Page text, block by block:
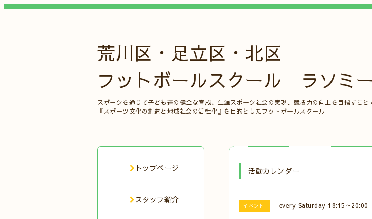
荒川区・足立区・北区
フットボールスクール ラソミ
スポーツを通じて子ども達の健全な育成、生涯スポーツ社会の実現、競技力の向上を目指すこと
『スポーツ文化の創造と地域社会の活性化』を目的としたフットボールスクール
活動カレンダー
イベント every Saturday 18:15～20:00
トップページ
スタッフ紹介